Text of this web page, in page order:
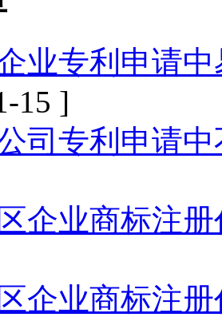
业专利申请
15 ]
司专利申请
企业商标注
企业商标注